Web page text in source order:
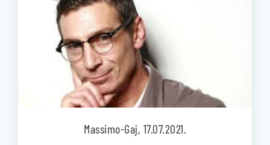
Massimo-Gaj, 17.07.2021.